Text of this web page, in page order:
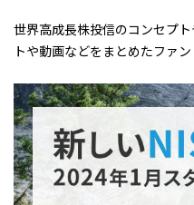
世界高成長株投信のコンセプ
トや動画などをまとめたファン